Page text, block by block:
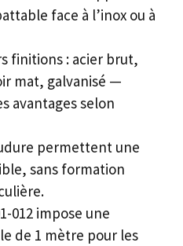
face à l’inox ou à
finitions : acier brut,
mat, galvanisé —
avantages selon
permettent une
sans formation
012 impose une
de 1 mètre pour les